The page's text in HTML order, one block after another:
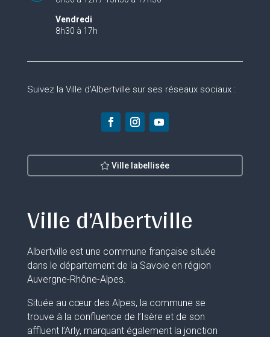
Vendredi
8h30 à 17h
Suivez la Ville d’Albertville sur ses réseaux sociaux :
Ville labellisée
Ville d’Albertville
Albertville est une commune française située
dans le département de la Savoie en région
Auvergne-Rhône-Alpes.
Située au cœur des Alpes, la commune se
trouve à la confluence de l’Isère et de son
affluent l’Arly, marquant également la jonction